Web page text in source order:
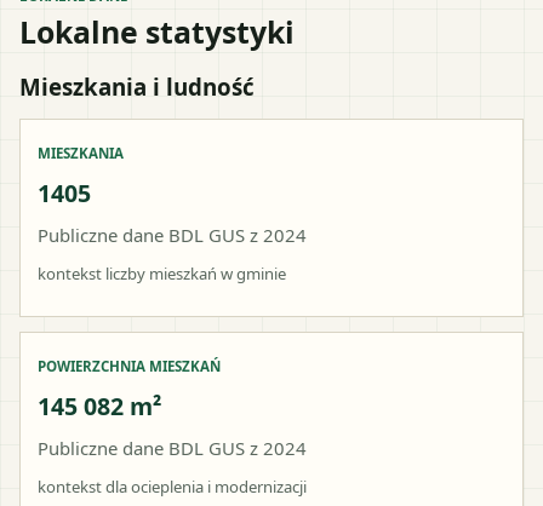
Lokalne statystyki
Mieszkania i ludność
MIESZKANIA
1405
Publiczne dane BDL GUS z 2024
kontekst liczby mieszkań w gminie
POWIERZCHNIA MIESZKAŃ
145 082 m²
Publiczne dane BDL GUS z 2024
kontekst dla ocieplenia i modernizacji